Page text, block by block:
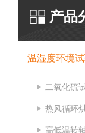
产品
温湿度环境
二氧化硫
热风循环
高低温转